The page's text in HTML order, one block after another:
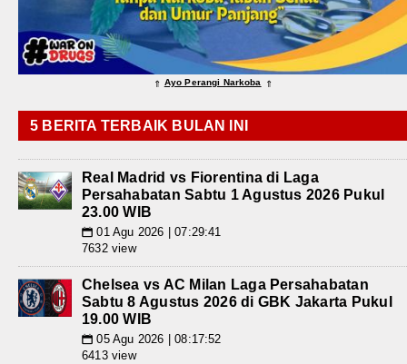
⇑ Ayo Perangi Narkoba ⇑
5 BERITA TERBAIK BULAN INI
Real Madrid vs Fiorentina di Laga
Persahabatan Sabtu 1 Agustus 2026 Pukul
23.00 WIB
📅 01 Agu 2026 | 07:29:41
7632 view
Chelsea vs AC Milan Laga Persahabatan
Sabtu 8 Agustus 2026 di GBK Jakarta Pukul
19.00 WIB
📅 05 Agu 2026 | 08:17:52
6413 view